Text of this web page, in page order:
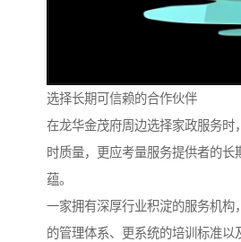
选择长期可信赖的合作伙伴
在龙华金茂府周边选择家政服务时
时质量，更应考量服务提供者的长
蕴。
一家拥有深厚行业积淀的服务机构
的管理体系、更系统的培训标准以